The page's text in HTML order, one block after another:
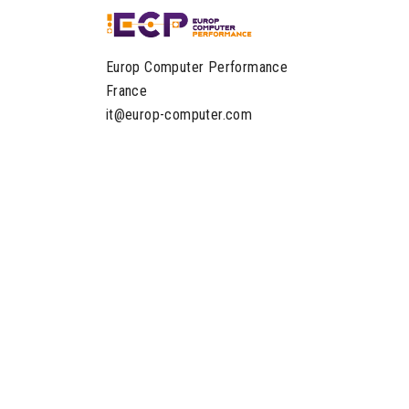
Europ Computer Performance
France
it@europ-computer.com